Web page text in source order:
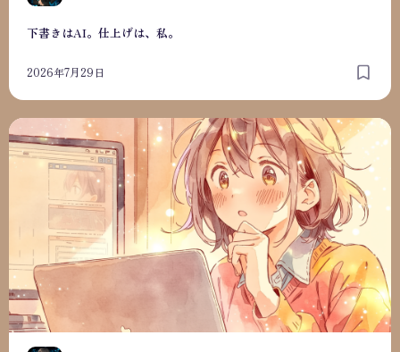
下書きはAI。仕上げは、私。
2026年7月29日
毎日の記録が、私自身を映す鏡になった